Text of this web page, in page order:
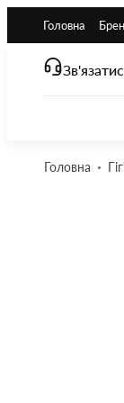
Головна
Головна